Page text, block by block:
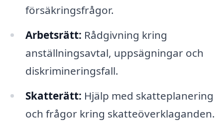
försäkringsfrågor.
Arbetsrätt: Rådgivning kring
anställningsavtal, uppsägningar och
diskrimineringsfall.
Skatterätt: Hjälp med skatteplanering
och frågor kring skatteöverklaganden.